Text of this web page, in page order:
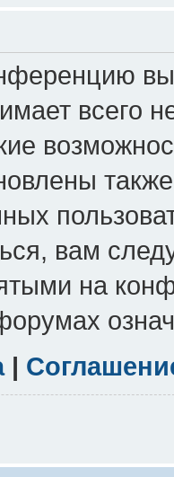
всего
вам
на
|